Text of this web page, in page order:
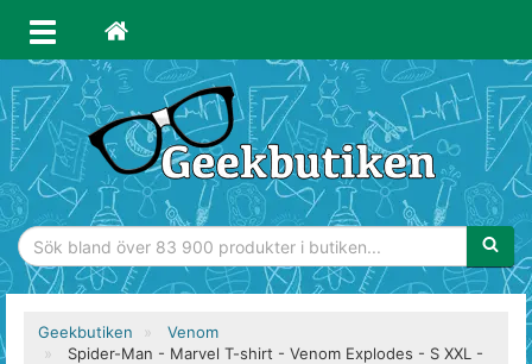
Geekbutiken
Venom
Spider-Man - Marvel T-shirt - Venom Explodes - S XXL -